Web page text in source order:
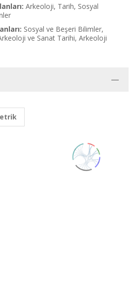
Arkeoloji, Tarih, Sosyal
Sosyal ve Beşeri Bilimler,
ve Sanat Tarihi, Arkeoloji